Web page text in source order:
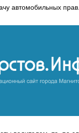
автомобильных прав.